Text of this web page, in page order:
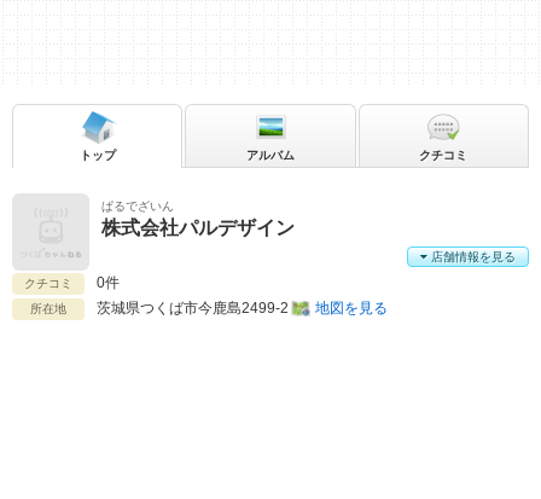
ぱるでざいん
株式会社パルデザイン
クチコミ 0件
所在地 茨城県つくば市今鹿島2499-2 地図を見る
店舗情報を見る
トップ アルバム クチコミ